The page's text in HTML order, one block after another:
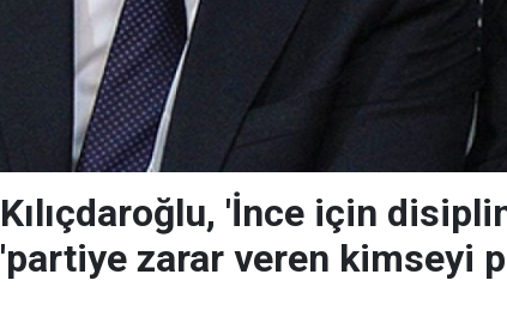
Kılıçdaroğlu, 'İnce için
'partiye zarar veren kimseyi